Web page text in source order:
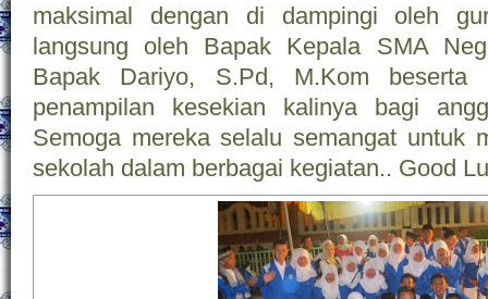
maksimal dengan di dampingi oleh
langsung oleh Bapak Kepala SMA
Bapak Dariyo, S.Pd, M.Kom beserta
penampilan kesekian kalinya bagi
Semoga mereka selalu semangat untuk
sekolah dalam berbagai kegiatan.. Good